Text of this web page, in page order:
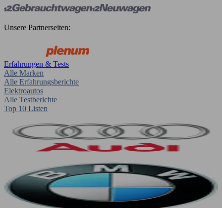
Unsere Partnerseiten:
Erfahrungen & Tests
Alle Marken
Alle Erfahrungsberichte
Elektroautos
Alle Testberichte
Top 10 Listen